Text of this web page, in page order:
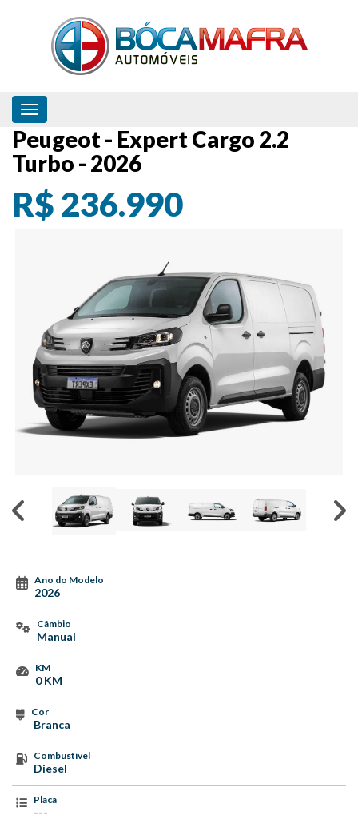
Toggle navigation
Peugeot - Expert Cargo 2.2
Turbo - 2026
R$ 236.990
Ano do Modelo
2026
Câmbio
Manual
KM
0 KM
Cor
Branca
Combustível
Diesel
Placa
---